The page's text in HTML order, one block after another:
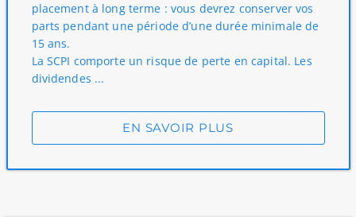
placement à long terme : vous devrez conserver vos
parts pendant une période d’une durée minimale de
15 ans.
La SCPI comporte un risque de perte en capital. Les
dividendes ...
EN SAVOIR PLUS